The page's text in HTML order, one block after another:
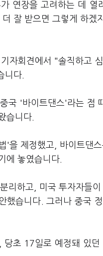
연장을 고려하는 데 열
잘 받으면 그렇게 하겠
자회견에서 "솔직하고
니다.
국 '바이트댄스'라는 점
습니다.
을 제정했고, 바이트댄
에 놓였습니다.
리하고, 미국 투자자들
했습니다. 그러나 중국
초 17일로 예정돼 있